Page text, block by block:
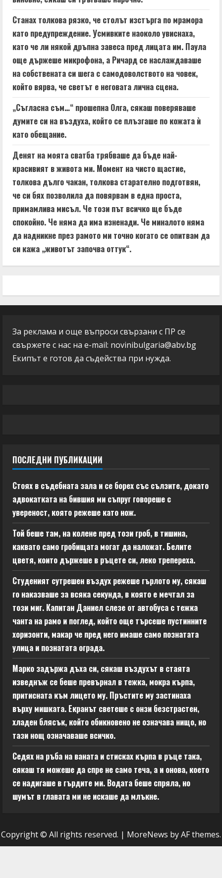
Станах толкова рязко, че столът изстърга по мрамора
като предупреждение. Усмивките наоколо увиснаха,
като че ли някой дръпна завеса пред лицата им. Паула
още държеше микрофона, а Ричард се наслаждаваше
на собствената си шега с самодоволството на човек,
който вярва, че светът е неговата лична сцена.
„Съгласна съм…“ прошепна Олга, сякаш поверяваше
думите си на въздуха, който се плъзгаше по кожата ѝ
като обещание.
Денят на моята сватба трябваше да бъде най-
красивият в живота ми. Момент на чисто щастие,
толкова дълго чакан, толкова старателно подготвян,
че си бях позволила да повярвам в една проста,
примамлива мисъл. Че този път всичко ще бъде
спокойно. Че няма да има изненади. Че миналото няма
да надникне през рамото ми точно когато се опитвам да
си кажа „животът започва оттук“.
За реклама и още въпроси свързани с ПР се
свържете с нас на e-mail: novinibulgaria@abv.bg
Екипът е готов да съдейства при нужда.
ПОСЛЕДНИ ПУБЛИКАЦИИ
Стоях в съдебната зала и се борех със сълзите, докато
адвокатката на бившия ми съпруг говореше с
увереност, която режеше като нож.
Той беше там, на колене пред този гроб, в тишина,
каквато само гробищата могат да наложат. Белите
цветя, които държеше в ръцете си, леко трепереха.
Студеният сутрешен въздух режеше гърлото му, сякаш
го наказваше за всяка секунда, в която е мечтал за
този миг. Капитан Даниел слезе от автобуса с тежка
чанта на рамо и поглед, който още търсеше пустинните
хоризонти, макар че пред него имаше само познатата
улица и познатата ограда.
Марко задържа дъха си, сякаш въздухът в стаята
изведнъж се беше превърнал в тежка, мокра кърпа,
притисната към лицето му. Пръстите му застинаха
върху мишката. Екранът светеше с онзи безстрастен,
хладен блясък, който обикновено не означава нищо, но
тази нощ означаваше всичко.
Седях на ръба на ваната и стисках кърпа в ръце така,
сякаш тя можеше да спре не само теча, а и онова, което
се надигаше в гърдите ми. Водата беше спряла, но
шумът в главата ми не искаше да млъкне.
Copyright © All rights reserved. | MoreNews by AF themes.